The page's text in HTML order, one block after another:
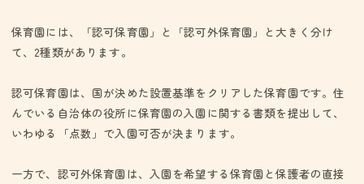
保育園には、「認可保育園」と「認可外保育園」と大きく分け
て、2種類があります。
認可保育園は、国が決めた設置基準をクリアした保育園です。住
んでいる自治体の役所に保育園の入園に関する書類を提出して、
いわゆる「点数」で入園可否が決まります。
一方で、認可外保育園は、入園を希望する保育園と保護者の直接